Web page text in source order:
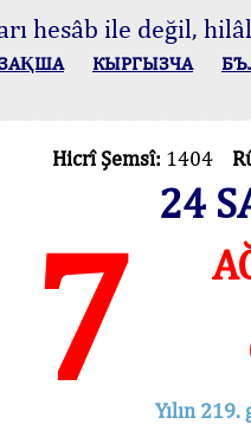
hesâb ile değil,
КЫPГЫЗЧA
Hicrî Şemsî: 1404
24
7
Yılın